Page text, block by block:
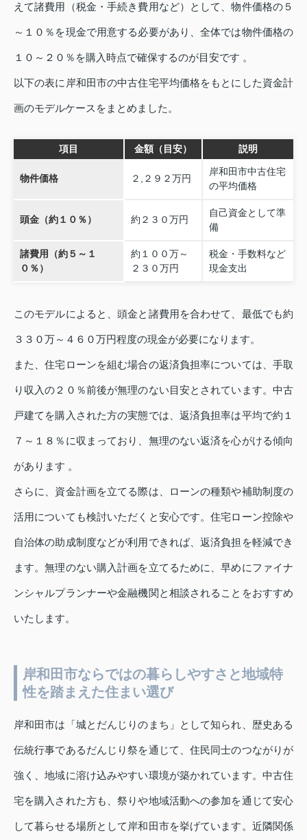
えて諸費用（税金・手続き費用など）として、物件価格の５
～１０％を現金で用意する必要があり、全体では物件価格の
１０～２０％を購入時点で確保するのが目安です 。
以下の表に岸和田市の中古住宅平均価格をもとにした資金計
画のモデルケースをまとめました。
項目 金額（目安） 説明
物件価格 ２,２９２万円
岸和田市中古住宅
の平均価格
頭金（約１０％） 約２３０万円
自己資金として準
備
諸費用（約５～１
０％）
約１００万～
２３０万円
税金・手数料など
現金支出
このモデルによると、頭金と諸費用を合わせて、最低でも約
３３０万～４６０万円程度の現金が必要になります。
また、住宅ローンを組む場合の返済負担率については、手取
り収入の２０％前後が無理のない目安とされています。中古
戸建てを購入された方の実態では、返済負担率は平均で約１
７～１８％に収まっており、無理のない返済を心がける傾向
があります 。
さらに、資金計画を立てる際は、ローンの種類や補助制度の
活用についても検討いただくと安心です。住宅ローン控除や
自治体の助成制度などが利用できれば、返済負担を軽減でき
ます。無理のない購入計画を立てるために、早めにファイナ
ンシャルプランナーや金融機関と相談されることをおすすめ
いたします。
岸和田市ならではの暮らしやすさと地域特
性を踏まえた住まい選び
岸和田市は「城とだんじりのまち」として知られ、歴史ある
伝統行事であるだんじり祭を通じて、住民同士のつながりが
強く、地域に溶け込みやすい環境が築かれています。中古住
宅を購入された方も、祭りや地域活動への参加を通じて安心
して暮らせる場所として岸和田市を挙げています。近隣関係